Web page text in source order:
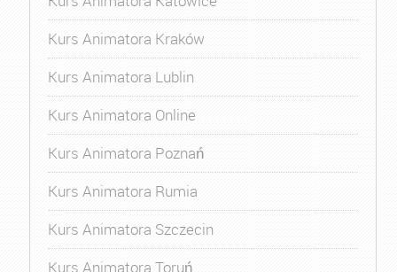
Kurs Animatora Kraków
Kurs Animatora Lublin
Kurs Animatora Online
Kurs Animatora Poznań
Kurs Animatora Rumia
Kurs Animatora Szczecin
Kurs Animatora Toruń